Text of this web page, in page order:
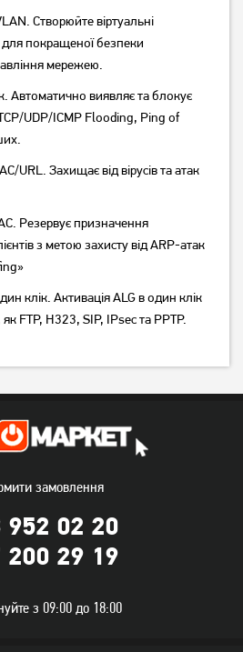
Маршрутизатор TP-Link
3 799грн
3 039грн
TL-WR845N, стаціонарний
849грн
Створюйте віртуальні
покращеної безпеки
мережею.
Автоматично виявляє та блокує
UDP/ICMP Flooding, Ping of
URL. Захищає від вірусів та атак
Резервує призначення
з метою захисту від ARP-атак
клік. Активація ALG в один клік
FTP, H323, SIP, IPsec та PPTP.
замовлення
952 02 20
200 29 19
з 09:00 до 18:00